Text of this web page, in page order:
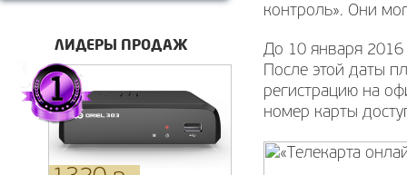
ЛИДЕРЫ ПРОДАЖ
контроль». Они
До 10 января 2016
После этой даты
регистрацию на
номер карты